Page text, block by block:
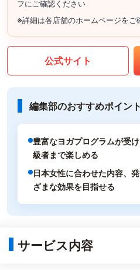
フにご確認ください
※詳細は各店舗のホームページをご
公式サイト
編集部のおすすめポイント
豊富なヨガプログラムが受
級者まで楽しめる
日本女性に合わせた内容、
ざまな効果を目指せる
サービス内容